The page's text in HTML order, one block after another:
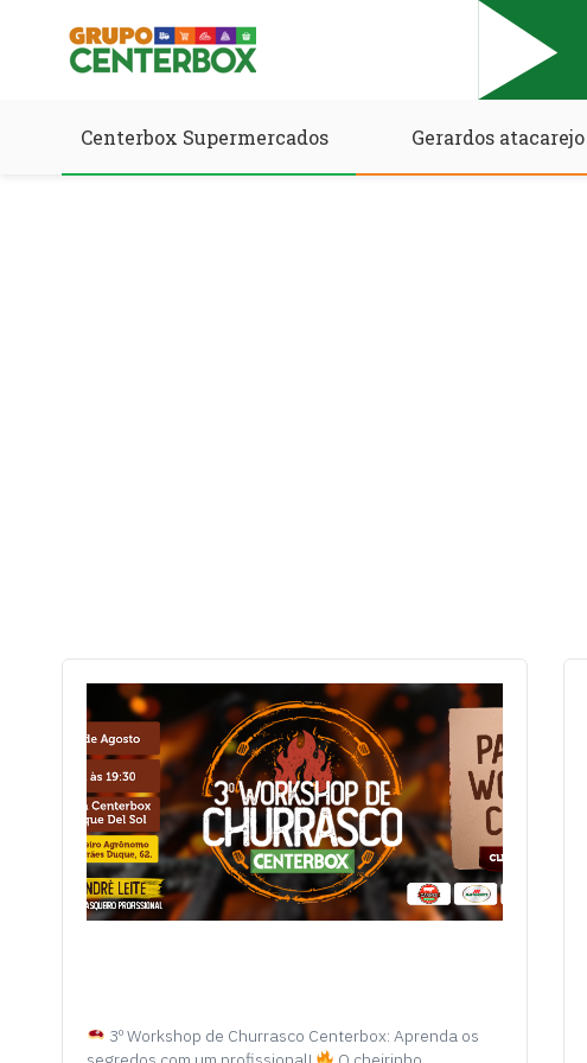
Centerbox Supermercados Gerardos atacarejo
3º Workshop de Churrasco Centerbox: Aprenda os